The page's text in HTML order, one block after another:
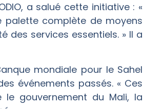
a salué cette initiative : «
palette complète de moyens
services essentiels. » Il a
mondiale pour le Sahel
événements passés. « Ces
gouvernement du Mali, la